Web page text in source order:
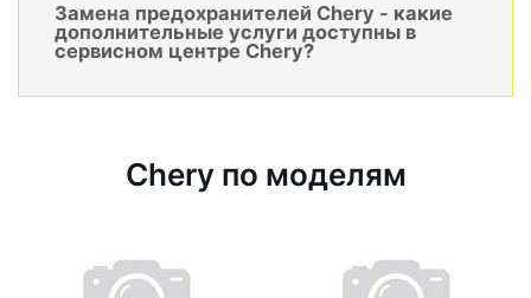
Замена предохранителей Chery - какие
дополнительные услуги доступны в
сервисном центре Chery?
Chery по моделям